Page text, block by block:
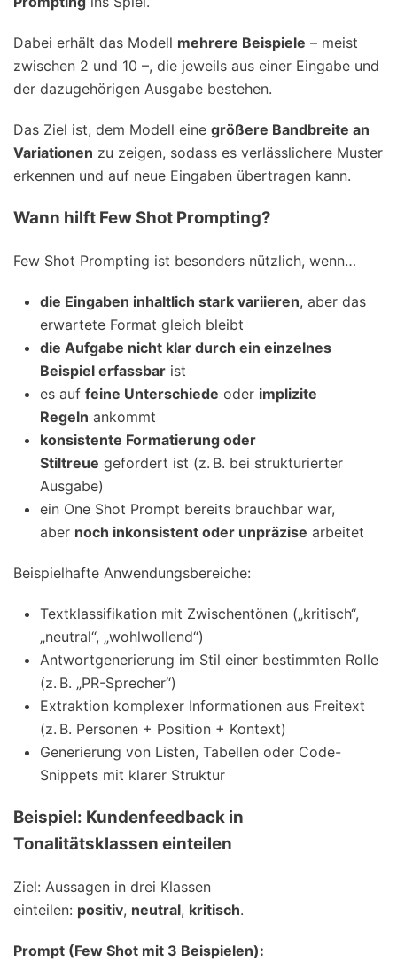
Dabei erhält das Modell mehrere Beispiele – meist
zwischen 2 und 10 –, die jeweils aus einer Eingabe und
der dazugehörigen Ausgabe bestehen.
Das Ziel ist, dem Modell eine größere Bandbreite an
Variationen zu zeigen, sodass es verlässlichere Muster
erkennen und auf neue Eingaben übertragen kann.
Wann hilft Few Shot Prompting?
Few Shot Prompting ist besonders nützlich, wenn…
die Eingaben inhaltlich stark variieren, aber das
erwartete Format gleich bleibt
die Aufgabe nicht klar durch ein einzelnes
Beispiel erfassbar ist
es auf feine Unterschiede oder implizite
Regeln ankommt
konsistente Formatierung oder
Stiltreue gefordert ist (z. B. bei strukturierter
Ausgabe)
ein One Shot Prompt bereits brauchbar war,
aber noch inkonsistent oder unpräzise arbeitet
Beispielhafte Anwendungsbereiche:
Textklassifikation mit Zwischentönen („kritisch“,
„neutral“, „wohlwollend“)
Antwortgenerierung im Stil einer bestimmten Rolle
(z. B. „PR-Sprecher“)
Extraktion komplexer Informationen aus Freitext
(z. B. Personen + Position + Kontext)
Generierung von Listen, Tabellen oder Code-
Snippets mit klarer Struktur
Beispiel: Kundenfeedback in
Tonalitätsklassen einteilen
Ziel: Aussagen in drei Klassen
einteilen: positiv, neutral, kritisch.
Prompt (Few Shot mit 3 Beispielen):